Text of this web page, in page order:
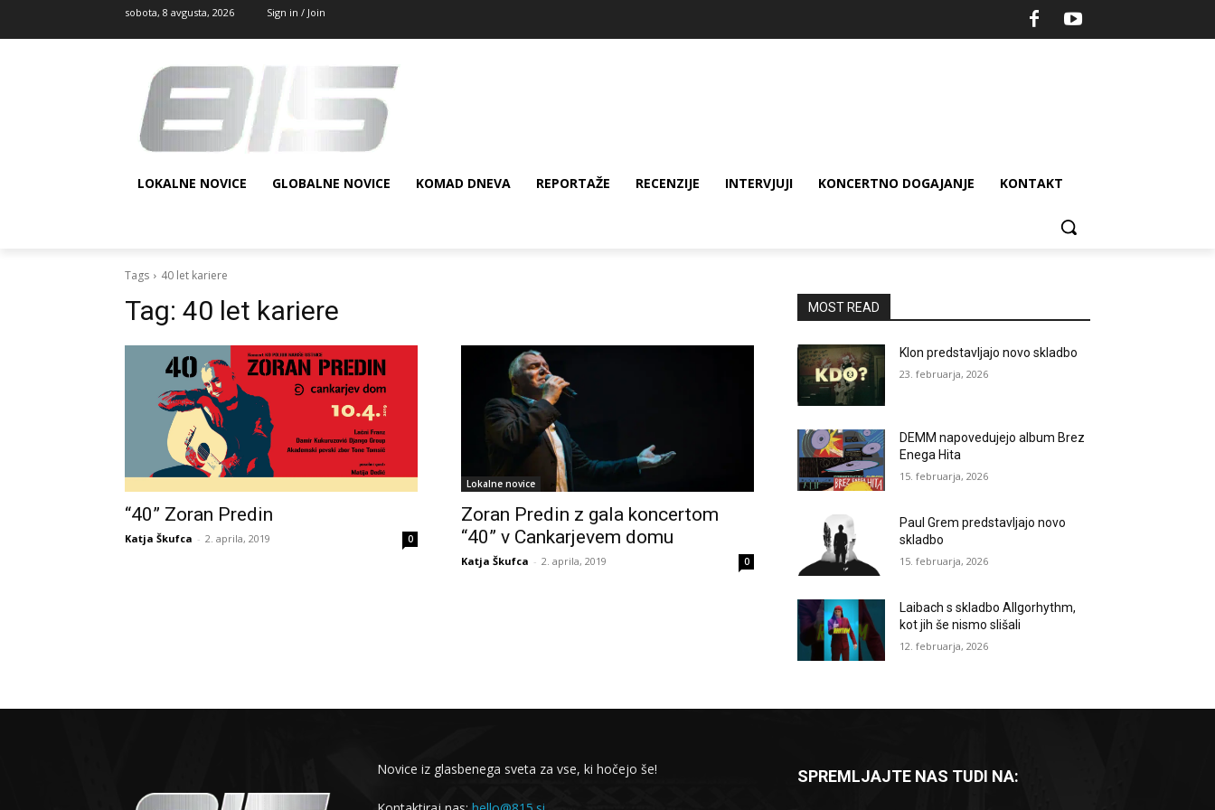
sobota, 8 avgusta, 2026 Sign in / Join
LOKALNE NOVICE GLOBALNE NOVICE KOMAD DNEVA REPORTAŽE RECENZIJE INTERVJUJI KONCERTNO DOGAJANJE KONTAKT
Tags 40 let kariere
Tag: 40 let kariere
“40” Zoran Predin
Katja Škufca - 2. aprila, 2019 0
Lokalne novice
Zoran Predin z gala koncertom
“40” v Cankarjevem domu
Katja Škufca - 2. aprila, 2019 0
MOST READ
Klon predstavljajo novo skladbo
23. februarja, 2026
DEMM napovedujejo album Brez
Enega Hita
15. februarja, 2026
Paul Grem predstavljajo novo
skladbo
15. februarja, 2026
Laibach s skladbo Allgorhythm,
kot jih še nismo slišali
12. februarja, 2026
Novice iz glasbenega sveta za vse, ki hočejo še! SPREMLJAJTE NAS TUDI NA: